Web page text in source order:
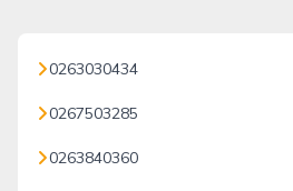
0263030434
0267503285
0263840360